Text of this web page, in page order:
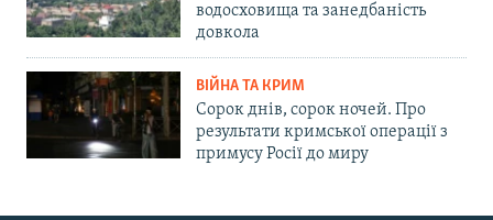
водосховища та занедбаність
довкола
ВІЙНА ТА КРИМ
Сорок днів, сорок ночей. Про
результати кримської операції з
примусу Росії до миру